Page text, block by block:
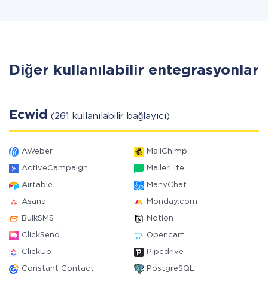
Diğer kullanılabilir entegrasyonlar
Ecwid (261 kullanılabilir bağlayıcı)
AWeber MailChimp
ActiveCampaign MailerLite
Airtable ManyChat
Asana Monday.com
BulkSMS Notion
ClickSend Opencart
ClickUp Pipedrive
Constant Contact PostgreSQL